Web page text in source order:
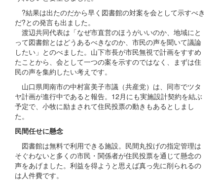
?結果は出たのだから早く図書館の対案を会として示すべき
だ?との発言も出ました。
渡辺共同代表は「なぜ市直営のほうがいいのか、地域にと
って図書館とはどうあるべきなのか、市民の声を聞いて議論
したい」とのべました。山下市長が市民無視で計画をすすめ
たことから、会として一つの案を示すのではなく、まずは住
民の声を集約したい考えです。
山口県周南市の中村富美子市議（共産党）は、同市でツタ
ヤ計画が進行中であると報告。12月にも実施設計契約を結ぶ
予定で、小牧に励まされて住民投票の動きもあるとしまし
た。
民間任せに懸念
図書館は無料で利用できる施設。民間丸投げの指定管理は
そぐわないと多くの市民・関係者が住民投票を通じて懸念の
声をあげました。利益を得ようと思えば真っ先に削られるの
は人件費です。